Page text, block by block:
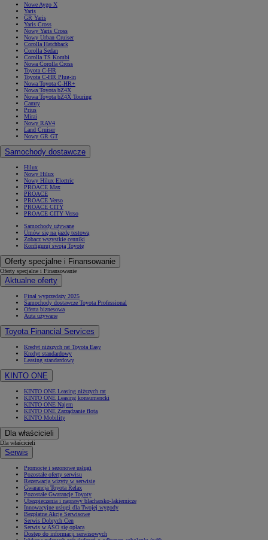
Nowe Aygo X
Yaris
GR Yaris
Yaris Cross
Nowy Yaris Cross
Nowy Urban Cruiser
Corolla Hatchback
Corolla Sedan
Corolla TS Kombi
Nowa Corolla Cross
Toyota C-HR
Toyota C-HR Plug-in
Nowa Toyota C-HR+
Nowa Toyota bZ4X
Nowa Toyota bZ4X Touring
Camry
Prius
Mirai
Nowy RAV4
Land Cruiser
Nowy GR GT
Samochody dostawcze
Hilux
Nowy Hilux
Nowy Hilux Electric
PROACE Max
PROACE
PROACE Verso
PROACE CITY
PROACE CITY Verso
Samochody używane
Umów się na jazdę testową
Zobacz wszystkie cenniki
Konfiguruj swoją Toyotę
Oferty specjalne i Finansowanie
Oferty specjalne i Finansowanie
Aktualne oferty
Finał wyprzedaży 2025
Samochody dostawcze Toyota Professional
Oferta biznesowa
Auta używane
Toyota Financial Services
Kredyt niższych rat Toyota Easy
Kredyt standardowy
Leasing standardowy
KINTO ONE
KINTO ONE Leasing niższych rat
KINTO ONE Leasing konsumencki
KINTO ONE Najem
KINTO ONE Zarządzanie flotą
KINTO Mobility
Dla właścicieli
Dla właścicieli
Serwis
Promocje i sezonowe usługi
Pozostałe oferty serwisu
Rezerwacja wizyty w serwisie
Gwarancja Toyota Relax
Pozostałe Gwarancje Toyoty
Ubezpieczenia i naprawy blacharsko-lakiernicze
Innowacyjne usługi dla Twojej wygody
Bezpłatne Akcje Serwisowe
Serwis Dobrych Cen
Serwis w ASO się opłaca
Dostęp do informacji serwisowych